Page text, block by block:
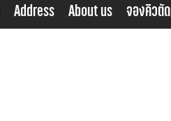
Address About us จองคิวตั